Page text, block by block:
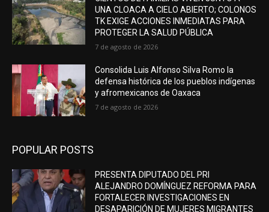
UNA CLOACA A CIELO ABIERTO; COLONOS
TK EXIGE ACCIONES INMEDIATAS PARA
PROTEGER LA SALUD PÚBLICA
7 de agosto de 2026
Consolida Luis Alfonso Silva Romo la
defensa histórica de los pueblos indígenas
y afromexicanos de Oaxaca
7 de agosto de 2026
POPULAR POSTS
PRESENTA DIPUTADO DEL PRI
ALEJANDRO DOMÍNGUEZ REFORMA PARA
FORTALECER INVESTIGACIONES EN
DESAPARICIÓN DE MUJERES MIGRANTES